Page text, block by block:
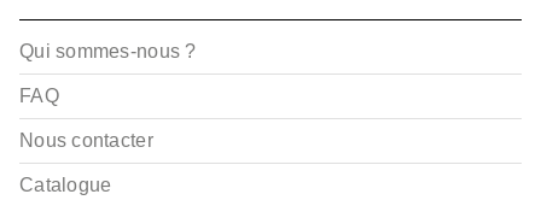
Qui sommes-nous ?
FAQ
Nous contacter
Catalogue